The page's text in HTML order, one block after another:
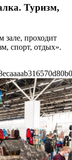
Туризм,
зале, проходит
спорт, отдых».